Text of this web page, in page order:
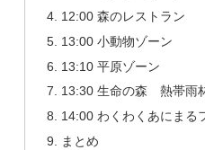
12:00 森のレストラン
13:00 小動物ゾーン
13:10 平原ゾーン
13:30 生命の森 熱帯雨
14:00 わくわくあにまる
まとめ